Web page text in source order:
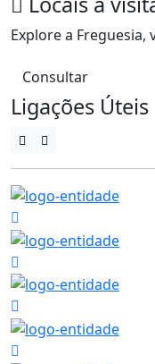
Explore a Freguesia,
Consultar
Ligações Úteis